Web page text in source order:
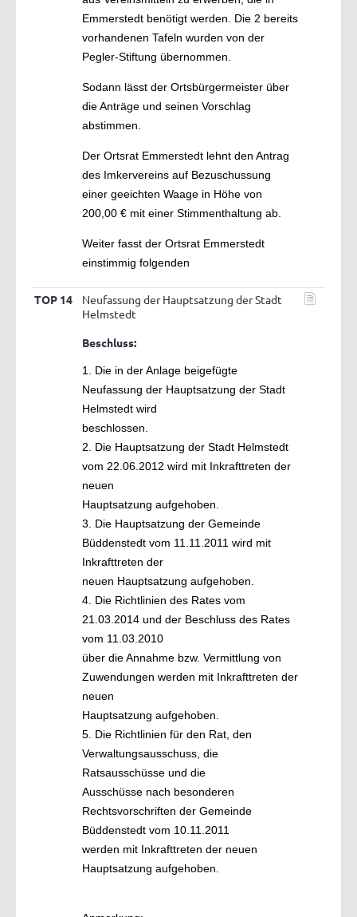
Emmerstedt benötigt werden. Die 2 bereits
vorhandenen Tafeln wurden von der
Pegler-Stiftung übernommen.
Sodann lässt der Ortsbürgermeister über
die Anträge und seinen Vorschlag
abstimmen.
Der Ortsrat Emmerstedt lehnt den Antrag
des Imkervereins auf Bezuschussung
einer geeichten Waage in Höhe von
200,00 € mit einer Stimmenthaltung ab.
Weiter fasst der Ortsrat Emmerstedt
einstimmig folgenden
TOP 14
Neufassung der Hauptsatzung der Stadt
Helmstedt
Beschluss:
1. Die in der Anlage beigefügte
Neufassung der Hauptsatzung der Stadt
Helmstedt wird
beschlossen.
2. Die Hauptsatzung der Stadt Helmstedt
vom 22.06.2012 wird mit Inkrafttreten der
neuen
Hauptsatzung aufgehoben.
3. Die Hauptsatzung der Gemeinde
Büddenstedt vom 11.11.2011 wird mit
Inkrafttreten der
neuen Hauptsatzung aufgehoben.
4. Die Richtlinien des Rates vom
21.03.2014 und der Beschluss des Rates
vom 11.03.2010
über die Annahme bzw. Vermittlung von
Zuwendungen werden mit Inkrafttreten der
neuen
Hauptsatzung aufgehoben.
5. Die Richtlinien für den Rat, den
Verwaltungsausschuss, die
Ratsausschüsse und die
Ausschüsse nach besonderen
Rechtsvorschriften der Gemeinde
Büddenstedt vom 10.11.2011
werden mit Inkrafttreten der neuen
Hauptsatzung aufgehoben.